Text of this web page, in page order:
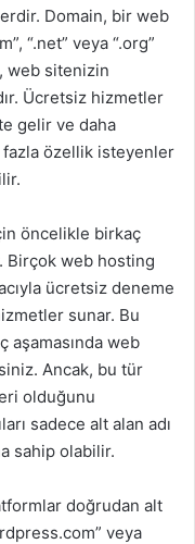
Domain, bir web
“.net” veya “.org”
web sitenizin
Ücretsiz hizmetler
gelir ve daha
özellik isteyenler
öncelikle birkaç
Birçok web hosting
ücretsiz deneme
sunar. Bu
aşamasında web
Ancak, bu tür
olduğunu
sadece alt alan adı
sahip olabilir.
doğrudan alt
veya